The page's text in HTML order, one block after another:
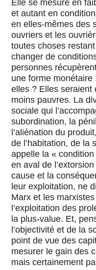
Elle se mesure en
et autant en
en elles-mêmes des
ouvriers et les
toutes choses
changer de
personnes
une forme monétaire
elles ? Elles seraient
moins pauvres. La
sociale qui
subordination, la
l’aliénation du
de l’habitation, de la
appelle la «
en aval de
cause et la
leur exploitation, ne
Marx et les
l’exploitation des
la plus-value. Et,
l’objectivité et de la
point de vue des
mesurer le gain
mais certainement